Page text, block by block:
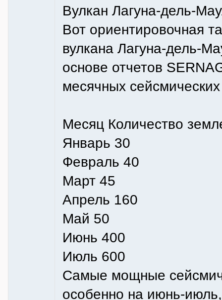
Вулкан Лагуна-дель-
Вот ориентировочная
вулкана Лагуна-дель-
основе отчетов
месячных
Месяц Количество
Январь 30
Февраль 40
Март 45
Апрель 160
Май 50
Июнь 400
Июль 600
Самые мощные
особенно на июнь-